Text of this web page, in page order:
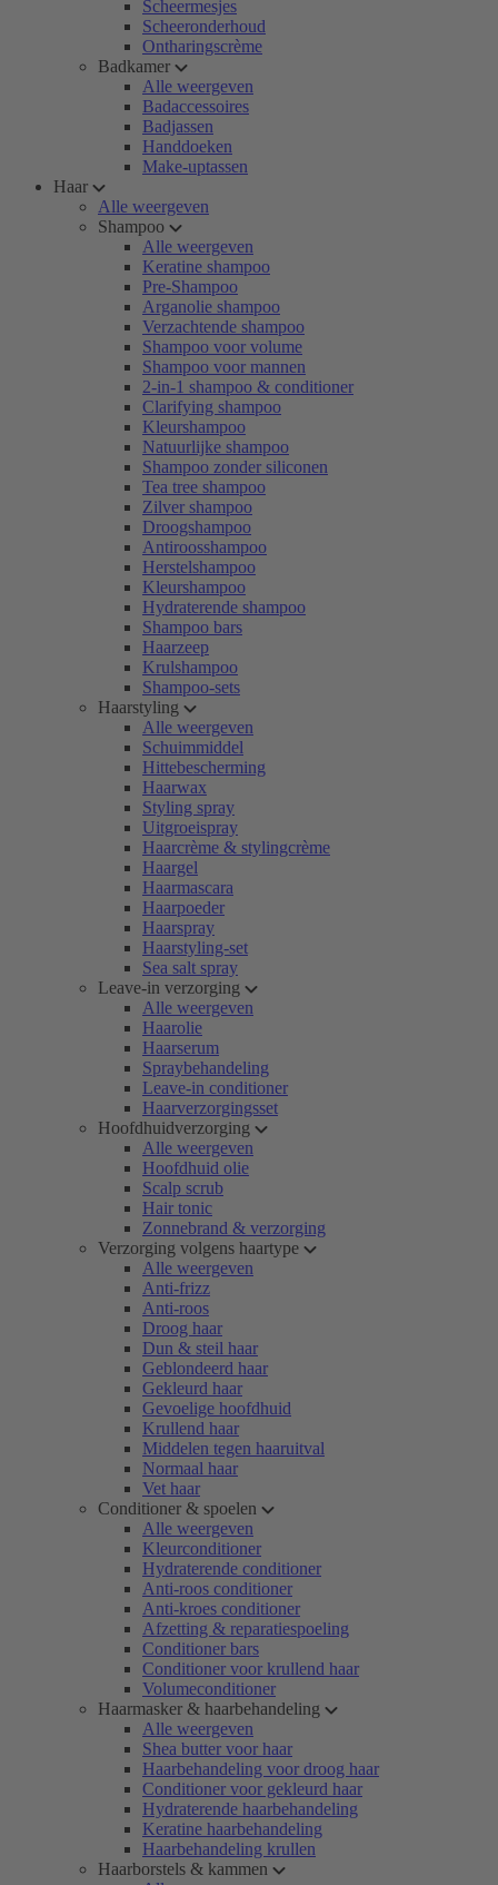
Scheermesjes
Scheeronderhoud
Ontharingscrème
Badkamer
Alle weergeven
Badaccessoires
Badjassen
Handdoeken
Make-uptassen
Haar
Alle weergeven
Shampoo
Alle weergeven
Keratine shampoo
Pre-Shampoo
Arganolie shampoo
Verzachtende shampoo
Shampoo voor volume
Shampoo voor mannen
2-in-1 shampoo & conditioner
Clarifying shampoo
Kleurshampoo
Natuurlijke shampoo
Shampoo zonder siliconen
Tea tree shampoo
Zilver shampoo
Droogshampoo
Antiroosshampoo
Herstelshampoo
Kleurshampoo
Hydraterende shampoo
Shampoo bars
Haarzeep
Krulshampoo
Shampoo-sets
Haarstyling
Alle weergeven
Schuimmiddel
Hittebescherming
Haarwax
Styling spray
Uitgroeispray
Haarcrème & stylingcrème
Haargel
Haarmascara
Haarpoeder
Haarspray
Haarstyling-set
Sea salt spray
Leave-in verzorging
Alle weergeven
Haarolie
Haarserum
Spraybehandeling
Leave-in conditioner
Haarverzorgingsset
Hoofdhuidverzorging
Alle weergeven
Hoofdhuid olie
Scalp scrub
Hair tonic
Zonnebrand & verzorging
Verzorging volgens haartype
Alle weergeven
Anti-frizz
Anti-roos
Droog haar
Dun & steil haar
Geblondeerd haar
Gekleurd haar
Gevoelige hoofdhuid
Krullend haar
Middelen tegen haaruitval
Normaal haar
Vet haar
Conditioner & spoelen
Alle weergeven
Kleurconditioner
Hydraterende conditioner
Anti-roos conditioner
Anti-kroes conditioner
Afzetting & reparatiespoeling
Conditioner bars
Conditioner voor krullend haar
Volumeconditioner
Haarmasker & haarbehandeling
Alle weergeven
Shea butter voor haar
Haarbehandeling voor droog haar
Conditioner voor gekleurd haar
Hydraterende haarbehandeling
Keratine haarbehandeling
Haarbehandeling krullen
Haarborstels & kammen